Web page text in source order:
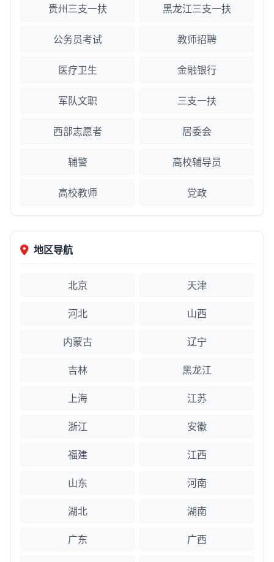
贵州三支一扶 黑龙江三支一扶
公务员考试 教师招聘
医疗卫生 金融银行
军队文职 三支一扶
西部志愿者 居委会
辅警 高校辅导员
高校教师 党政
地区导航
北京 天津
河北 山西
内蒙古 辽宁
吉林 黑龙江
上海 江苏
浙江 安徽
福建 江西
山东 河南
湖北 湖南
广东 广西